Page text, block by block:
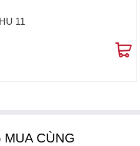
11
CÙNG